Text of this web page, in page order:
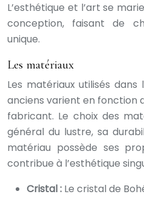
L’esthétique et l’art se
conception, faisant de
unique.
Les matériaux
Les matériaux utilisés
anciens varient en fonction
fabricant. Le choix des
général du lustre, sa
matériau possède ses
contribue à l’esthétique
Cristal : Le cristal de